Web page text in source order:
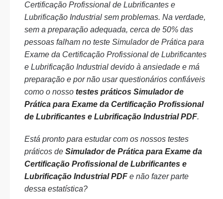
Certificação Profissional de Lubrificantes e
Lubrificação Industrial sem problemas. Na verdade,
sem a preparação adequada, cerca de 50% das
pessoas falham no teste Simulador de Prática para
Exame da Certificação Profissional de Lubrificantes
e Lubrificação Industrial devido à ansiedade e má
preparação e por não usar questionários confiáveis
como o nosso testes práticos Simulador de
Prática para Exame da Certificação Profissional
de Lubrificantes e Lubrificação Industrial PDF.
Está pronto para estudar com os nossos testes
práticos de Simulador de Prática para Exame da
Certificação Profissional de Lubrificantes e
Lubrificação Industrial PDF e não fazer parte
dessa estatística?